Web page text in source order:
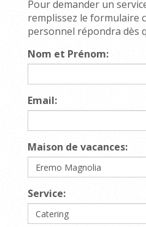
Pour demander un
remplissez le formulaire
personnel répondra dès
Nom et Prénom:
Email:
Maison de vacances:
Service: